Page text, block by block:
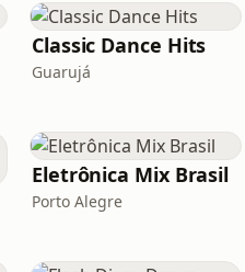
Classic Dance Hits
Guarujá
Eletrônica Mix Brasil
Porto Alegre